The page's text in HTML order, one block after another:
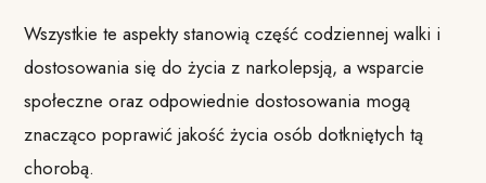
Wszystkie te aspekty stanowią część codziennej walki i
dostosowania się do życia z narkolepsją, a wsparcie
społeczne oraz odpowiednie dostosowania mogą
znacząco poprawić jakość życia osób dotkniętych tą
chorobą.